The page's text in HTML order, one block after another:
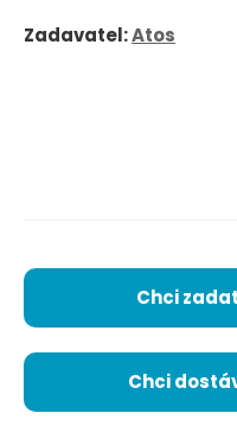
Zadavatel:Atos
Chci
Chci